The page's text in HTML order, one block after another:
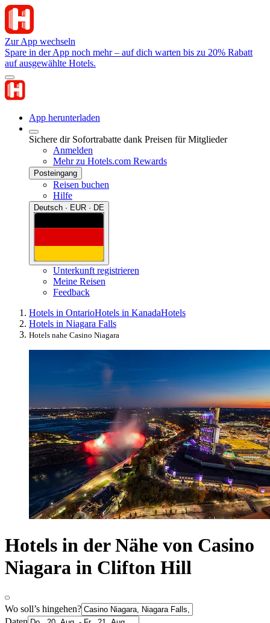
Zur App wechseln
Spare in der App noch mehr – auf dich warten bis zu 20% Rabatt
auf ausgewählte Hotels.
App herunterladen
Sichere dir Sofortrabatte dank Preisen für Mitglieder
Anmelden
Mehr zu Hotels.com Rewards
Posteingang
Reisen buchen
Hilfe
Deutsch · EUR · DE
Unterkunft registrieren
Meine Reisen
Feedback
Hotels in OntarioHotels in KanadaHotels
Hotels in Niagara Falls
Hotels nahe Casino Niagara
Hotels in der Nähe von Casino
Niagara in Clifton Hill
Wo soll’s hingehen?